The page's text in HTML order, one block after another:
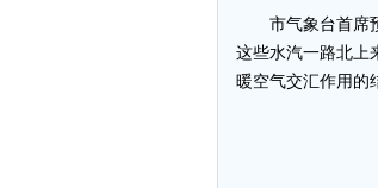
市气象台首席预
这些水汽一路北上
暖空气交汇作用的